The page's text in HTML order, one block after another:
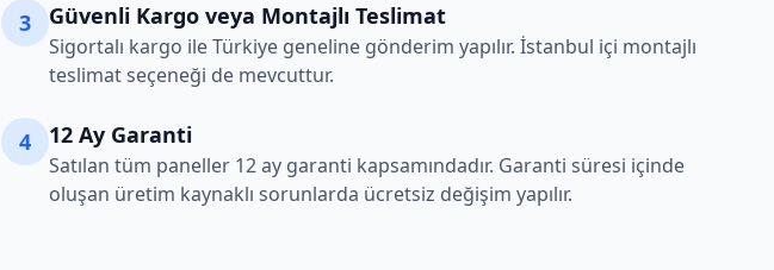
3 Güvenli Kargo veya Montajlı Teslimat
Sigortalı kargo ile Türkiye geneline gönderim yapılır. İstanbul içi montajlı
teslimat seçeneği de mevcuttur.
4 12 Ay Garanti
Satılan tüm paneller 12 ay garanti kapsamındadır. Garanti süresi içinde
oluşan üretim kaynaklı sorunlarda ücretsiz değişim yapılır.